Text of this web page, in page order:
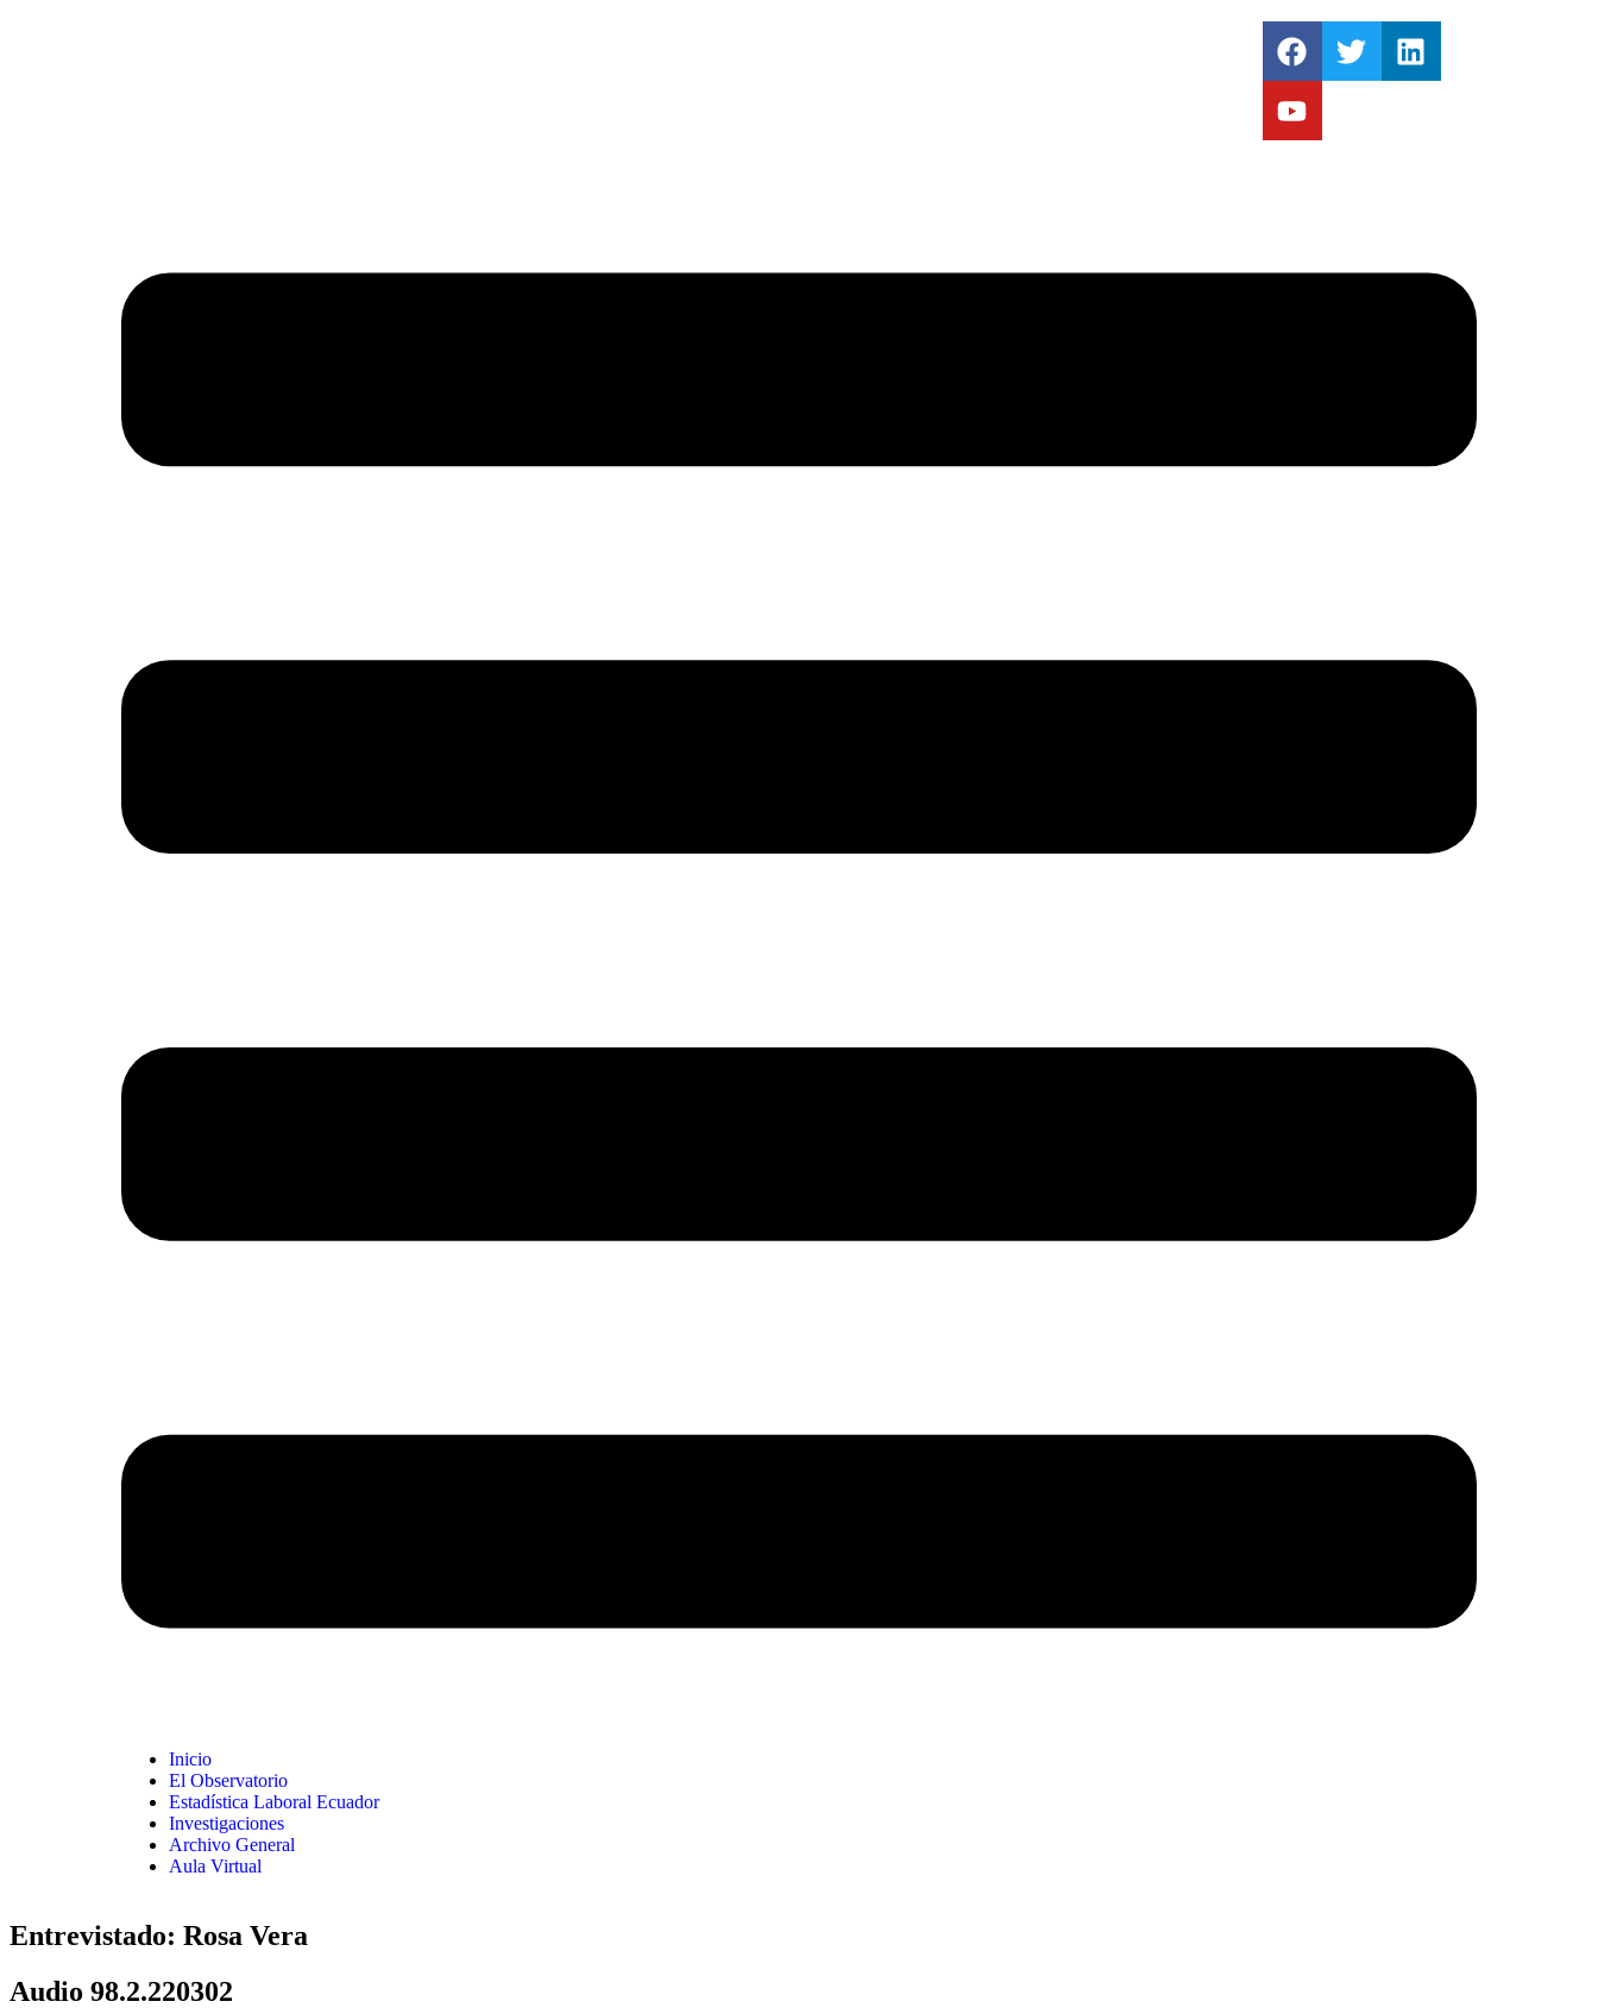
Inicio
El Observatorio
Estadística Laboral Ecuador
Investigaciones
Archivo General
Aula Virtual
Entrevistado: Rosa Vera
Audio 98.2.220302